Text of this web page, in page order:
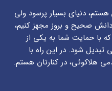
دنیای بسیار پرسود ولی
صحیح و بروز مجهز کنیم،
که با حمایت شما به یکی از
تبدیل شود. در این راه با
هلاکوئی، در کنارتان هستم.